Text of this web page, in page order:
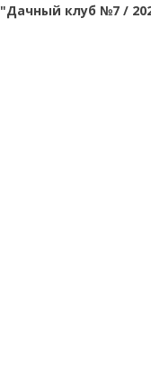
"Дачный клуб №7 /